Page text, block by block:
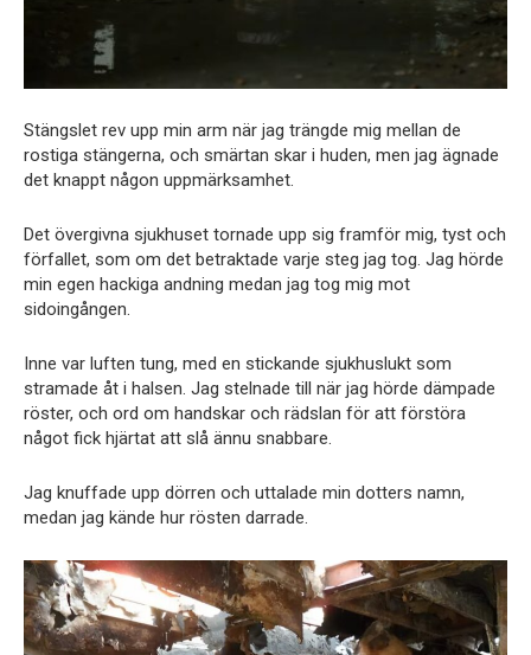
Stängslet rev upp min arm när jag trängde mig mellan de
rostiga stängerna, och smärtan skar i huden, men jag ägnade
det knappt någon uppmärksamhet.
Det övergivna sjukhuset tornade upp sig framför mig, tyst och
förfallet, som om det betraktade varje steg jag tog. Jag hörde
min egen hackiga andning medan jag tog mig mot
sidoingången.
Inne var luften tung, med en stickande sjukhuslukt som
stramade åt i halsen. Jag stelnade till när jag hörde dämpade
röster, och ord om handskar och rädslan för att förstöra
något fick hjärtat att slå ännu snabbare.
Jag knuffade upp dörren och uttalade min dotters namn,
medan jag kände hur rösten darrade.